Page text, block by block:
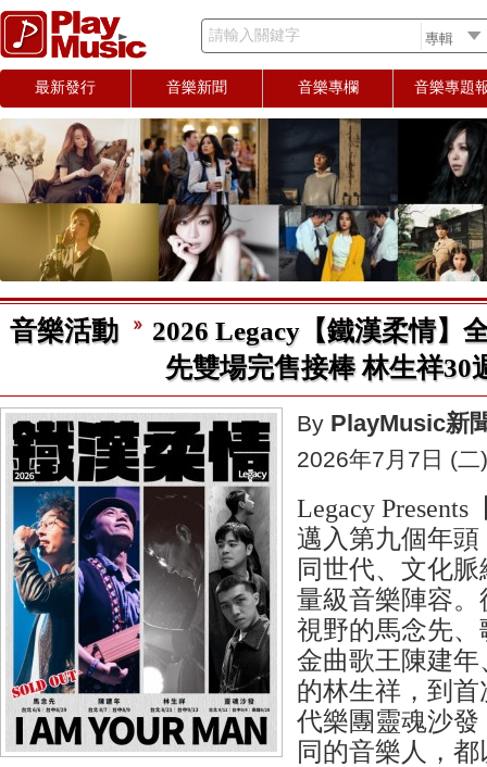
請輸入關鍵字
最新發行 音樂新聞 音樂專欄 音樂專題
音樂活動
2026 Legacy【鐵漢柔情】
先雙場完售接棒 林生祥30
By PlayMusic新
2026年7月7日 (二)
Legacy Presents
邁入第九個年
同世代、文化
量級音樂陣容
視野的馬念先
金曲歌王陳建
的林生祥，到
代樂團靈魂沙
同的音樂人，